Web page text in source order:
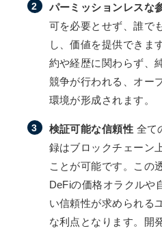
パーミッションレスな
可を必要とせず、誰で
し、価値を提供できま
約や経歴に関わらず、
競争が行われる、オー
環境が形成されます。
検証可能な信頼性 全て
録はブロックチェーン
ことが可能です。この
DeFiの価格オラクルや
い信頼性が求められる
な利点となります。開